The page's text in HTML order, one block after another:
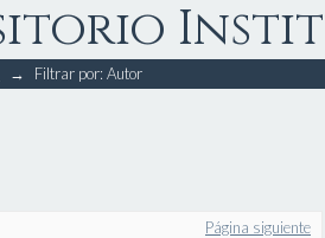
→ Filtrar por: Autor
Página siguiente